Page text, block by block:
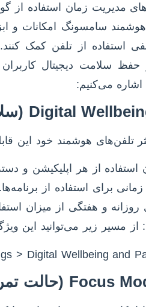
مدیریت زمان استفاده
سامسونگ امکانات و
استفاده از تلفن کمک
حفظ سلامت دیجیتال
می‌کنیم:
تلفن‌های هوشمند خود این
از هر اپلیکیشن و
برای استفاده از برنامه‌ها.
روزانه و هفتگی از میزان
از مسیر زیر می‌توانید این
> Digital Wellbeing and